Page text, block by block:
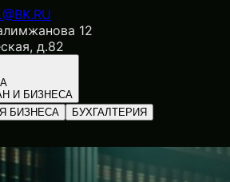
12
д.82
И БИЗНЕСА
БИЗНЕСА БУХГАЛТЕРИЯ